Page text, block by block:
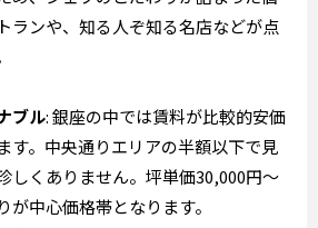
ランや、知る人ぞ知る名店などが点
ブル: 銀座の中では賃料が比較的安価
す。中央通りエリアの半額以下で見
しくありません。坪単価30,000円～
が中心価格帯となります。